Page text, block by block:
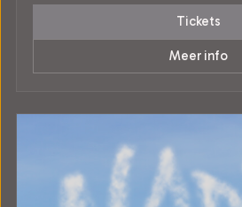
Tickets
Meer info